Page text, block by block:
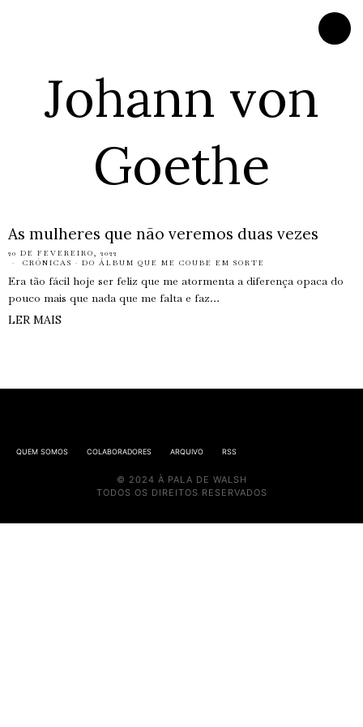
Johann von
Goethe
As mulheres que não veremos duas vezes
20 DE FEVEREIRO, 2022
CRÓNICAS · DO ÁLBUM QUE ME COUBE EM SORTE
Era tão fácil hoje ser feliz que me atormenta a diferença opaca do
pouco mais que nada que me falta e faz…
LER MAIS
QUEM SOMOS COLABORADORES ARQUIVO RSS
© 2024 À PALA DE WALSH
TODOS OS DIREITOS RESERVADOS